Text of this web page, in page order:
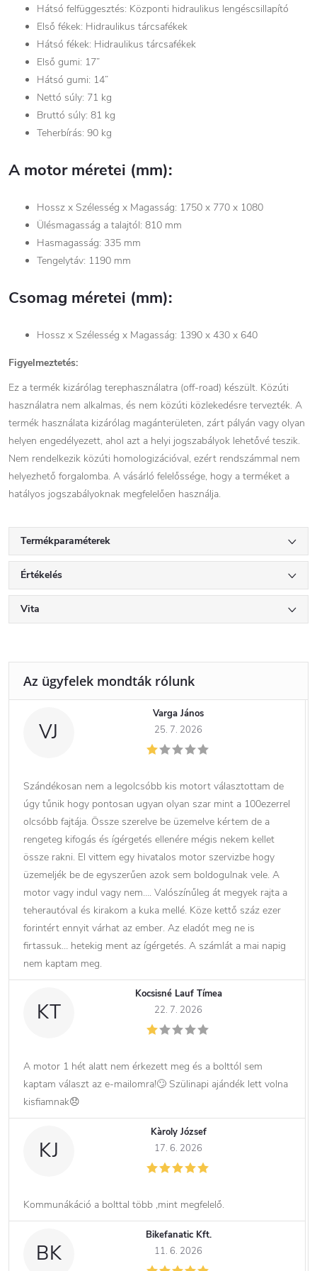
Hátsó felfüggesztés: Központi hidraulikus lengéscsillapító
Első fékek: Hidraulikus tárcsafékek
Hátsó fékek: Hidraulikus tárcsafékek
Első gumi: 17”
Hátsó gumi: 14”
Nettó súly: 71 kg
Bruttó súly: 81 kg
Teherbírás: 90 kg
A motor méretei (mm):
Hossz x Szélesség x Magasság: 1750 x 770 x 1080
Ülésmagasság a talajtól: 810 mm
Hasmagasság: 335 mm
Tengelytáv: 1190 mm
Csomag méretei (mm):
Hossz x Szélesség x Magasság: 1390 x 430 x 640
Figyelmeztetés:
Ez a termék kizárólag terephasználatra (off-road) készült. Közúti
használatra nem alkalmas, és nem közúti közlekedésre tervezték. A
termék használata kizárólag magánterületen, zárt pályán vagy olyan
helyen engedélyezett, ahol azt a helyi jogszabályok lehetővé teszik.
Nem rendelkezik közúti homologizációval, ezért rendszámmal nem
helyezhető forgalomba. A vásárló felelőssége, hogy a terméket a
hatályos jogszabályoknak megfelelően használja.
Termékparaméterek
Értékelés
Vita
VJ
Varga János
25. 7. 2026
Szándékosan nem a legolcsóbb kis motort választottam de
úgy tűnik hogy pontosan ugyan olyan szar mint a 100ezerrel
olcsóbb fajtája. Össze szerelve be üzemelve kértem de a
rengeteg kifogás és ígérgetés ellenére mégis nekem kellet
össze rakni. El vittem egy hivatalos motor szervizbe hogy
üzemeljék be de egyszerűen azok sem boldogulnak vele. A
motor vagy indul vagy nem…. Valószínűleg át megyek rajta a
teherautóval és kirakom a kuka mellé. Köze kettő száz ezer
forintért ennyit várhat az ember. Az eladót meg ne is
firtassuk… hetekig ment az ígérgetés. A számlát a mai napig
nem kaptam meg.
KT
Kocsisné Lauf Tímea
22. 7. 2026
A motor 1 hét alatt nem érkezett meg és a bolttól sem
kaptam választ az e-mailomra!🙄 Szülinapi ajándék lett volna
kisfiamnak😞
KJ
Kàroly József
17. 6. 2026
Kommunákáció a bolttal több ,mint megfelelő.
BK
Bikefanatic Kft.
11. 6. 2026